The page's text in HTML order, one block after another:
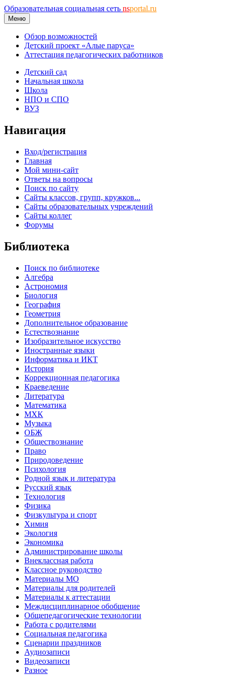
Образовательная социальная сеть nsportal.ru
Меню
Обзор возможностей
Детский проект «Алые паруса»
Аттестация педагогических работников
Детский сад
Начальная школа
Школа
НПО и СПО
ВУЗ
Навигация
Вход/регистрация
Главная
Мой мини-сайт
Ответы на вопросы
Поиск по сайту
Сайты классов, групп, кружков...
Сайты образовательных учреждений
Сайты коллег
Форумы
Библиотека
Поиск по библиотеке
Алгебра
Астрономия
Биология
География
Геометрия
Дополнительное образование
Естествознание
Изобразительное искусство
Иностранные языки
Информатика и ИКТ
История
Коррекционная педагогика
Краеведение
Литература
Математика
МХК
Музыка
ОБЖ
Обществознание
Право
Природоведение
Психология
Родной язык и литература
Русский язык
Технология
Физика
Физкультура и спорт
Химия
Экология
Экономика
Администрирование школы
Внеклассная работа
Классное руководство
Материалы МО
Материалы для родителей
Материалы к аттестации
Междисциплинарное обобщение
Общепедагогические технологии
Работа с родителями
Социальная педагогика
Сценарии праздников
Аудиозаписи
Видеозаписи
Разное